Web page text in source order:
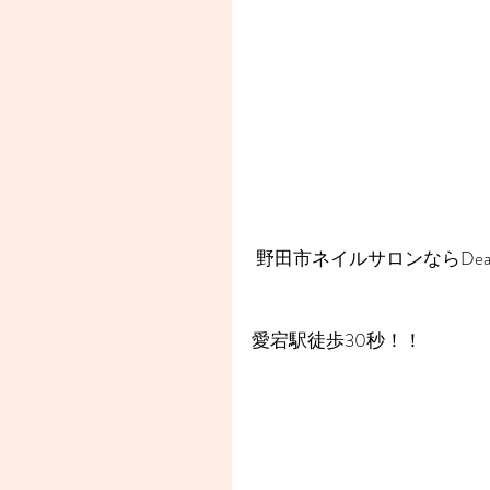
野田市ネイルサロンなら
愛宕駅徒歩30秒！！